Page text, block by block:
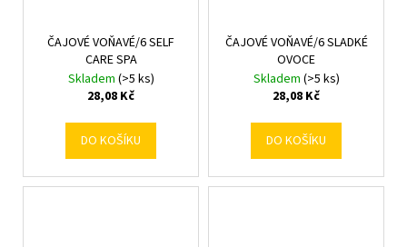
ČAJOVÉ VOŇAVÉ/6 SELF
CARE SPA
Skladem (>5 ks)
28,08 Kč
DO KOŠÍKU
ČAJOVÉ VOŇAVÉ/6 SLADKÉ
OVOCE
Skladem (>5 ks)
28,08 Kč
DO KOŠÍKU